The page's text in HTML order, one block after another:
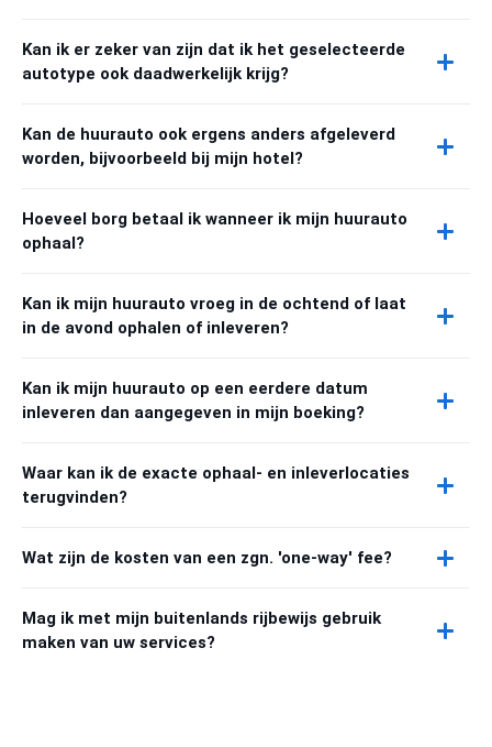
Kan ik er zeker van zijn dat ik het geselecteerde
autotype ook daadwerkelijk krijg?
Kan de huurauto ook ergens anders afgeleverd
worden, bijvoorbeeld bij mijn hotel?
Hoeveel borg betaal ik wanneer ik mijn huurauto
ophaal?
Kan ik mijn huurauto vroeg in de ochtend of laat
in de avond ophalen of inleveren?
Kan ik mijn huurauto op een eerdere datum
inleveren dan aangegeven in mijn boeking?
Waar kan ik de exacte ophaal- en inleverlocaties
terugvinden?
Wat zijn de kosten van een zgn. 'one-way' fee?
Mag ik met mijn buitenlands rijbewijs gebruik
maken van uw services?